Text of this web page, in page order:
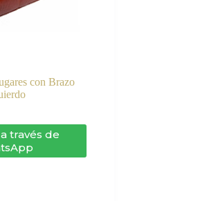
con Brazo
través de